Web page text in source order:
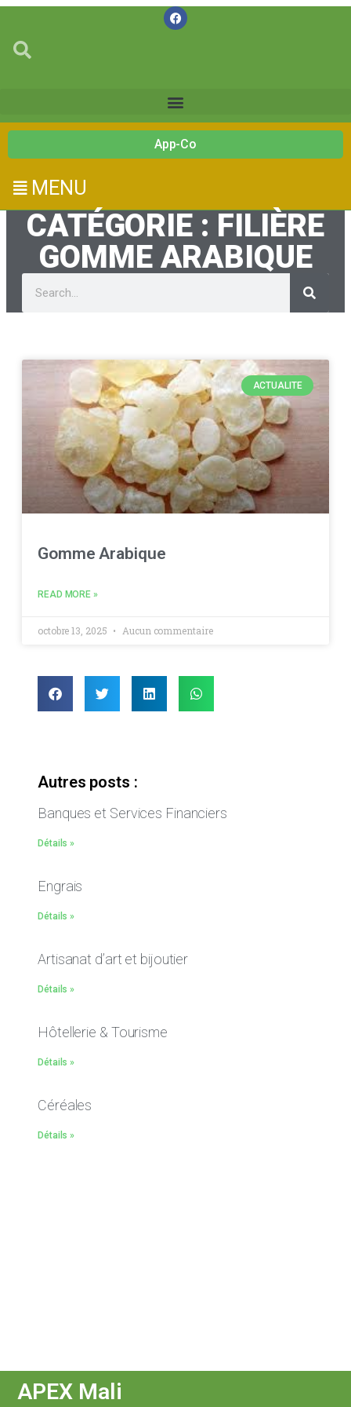
App-Co
MENU
CATÉGORIE : FILIÈRE
GOMME ARABIQUE
ACTUALITE
Gomme Arabique
READ MORE »
octobre 13, 2025 Aucun commentaire
Autres posts :
Banques et Services Financiers
Détails »
Engrais
Détails »
Artisanat d’art et bijoutier
Détails »
Hôtellerie & Tourisme
Détails »
Céréales
Détails »
APEX Mali